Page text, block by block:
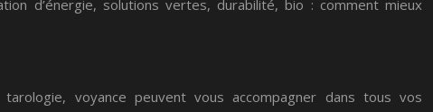
d’énergie, solutions vertes, durabilité, bio : comment mieux
voyance peuvent vous accompagner dans tous vos